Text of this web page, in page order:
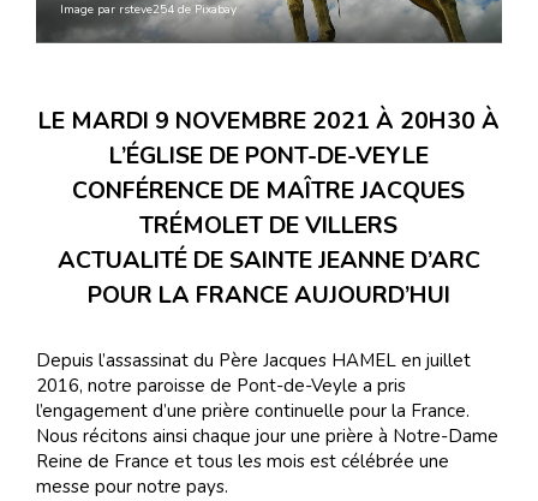
Image par rsteve254 de Pixabay
LE MARDI 9 NOVEMBRE 2021 À 20H30 À
L’ÉGLISE DE PONT-DE-VEYLE
CONFÉRENCE DE MAÎTRE JACQUES
TRÉMOLET DE VILLERS
ACTUALITÉ DE SAINTE JEANNE D’ARC
POUR LA FRANCE AUJOURD’HUI
Depuis l’assassinat du Père Jacques HAMEL en juillet
2016, notre paroisse de Pont-de-Veyle a pris
l’engagement d’une prière continuelle pour la France.
Nous récitons ainsi chaque jour une prière à Notre-Dame
Reine de France et tous les mois est célébrée une
messe pour notre pays.